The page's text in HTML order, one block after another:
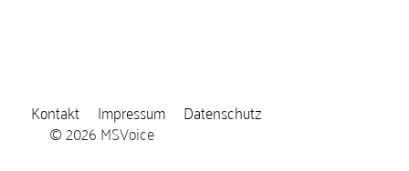
Kontakt Impressum Datenschutz
© 2026 MSVoice